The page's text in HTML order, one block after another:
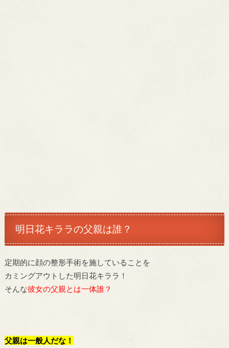
明日花キララの父親は誰？
定期的に顔の整形手術を施していることを
カミングアウトした明日花キララ！
そんな彼女の父親とは一体誰？
父親は一般人だな！